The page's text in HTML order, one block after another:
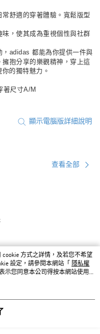
舒適的穿著體驗。寬鬆版型
，使其成為重視個性與社群
adidas 都能為你提供一件與
抱分享的樂觀精神，穿上這
的獨特魅力。
著尺寸A/M
顯示電腦版詳細說明
查看全部
方式之詳情，及若您不希望
設定，請參閱本網站「
隱私權
示您同意本公司得按本網站使用條